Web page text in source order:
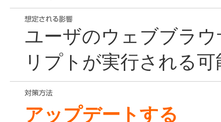
ユーザのウェブブラ
リプトが実行される
アップデートする